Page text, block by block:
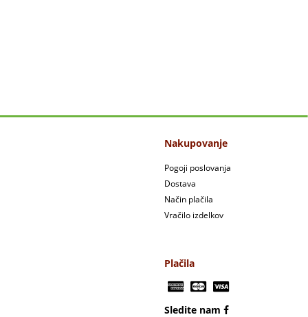
Nakupovanje
Pogoji poslovanja
Dostava
Način plačila
Vračilo izdelkov
Plačila
Sledite nam